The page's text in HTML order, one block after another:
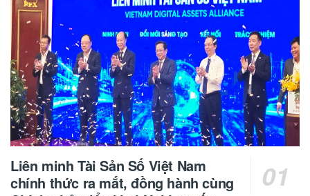
Liên minh Tài Sản Số Việt Nam
chính thức ra mắt, đồng hành cùng